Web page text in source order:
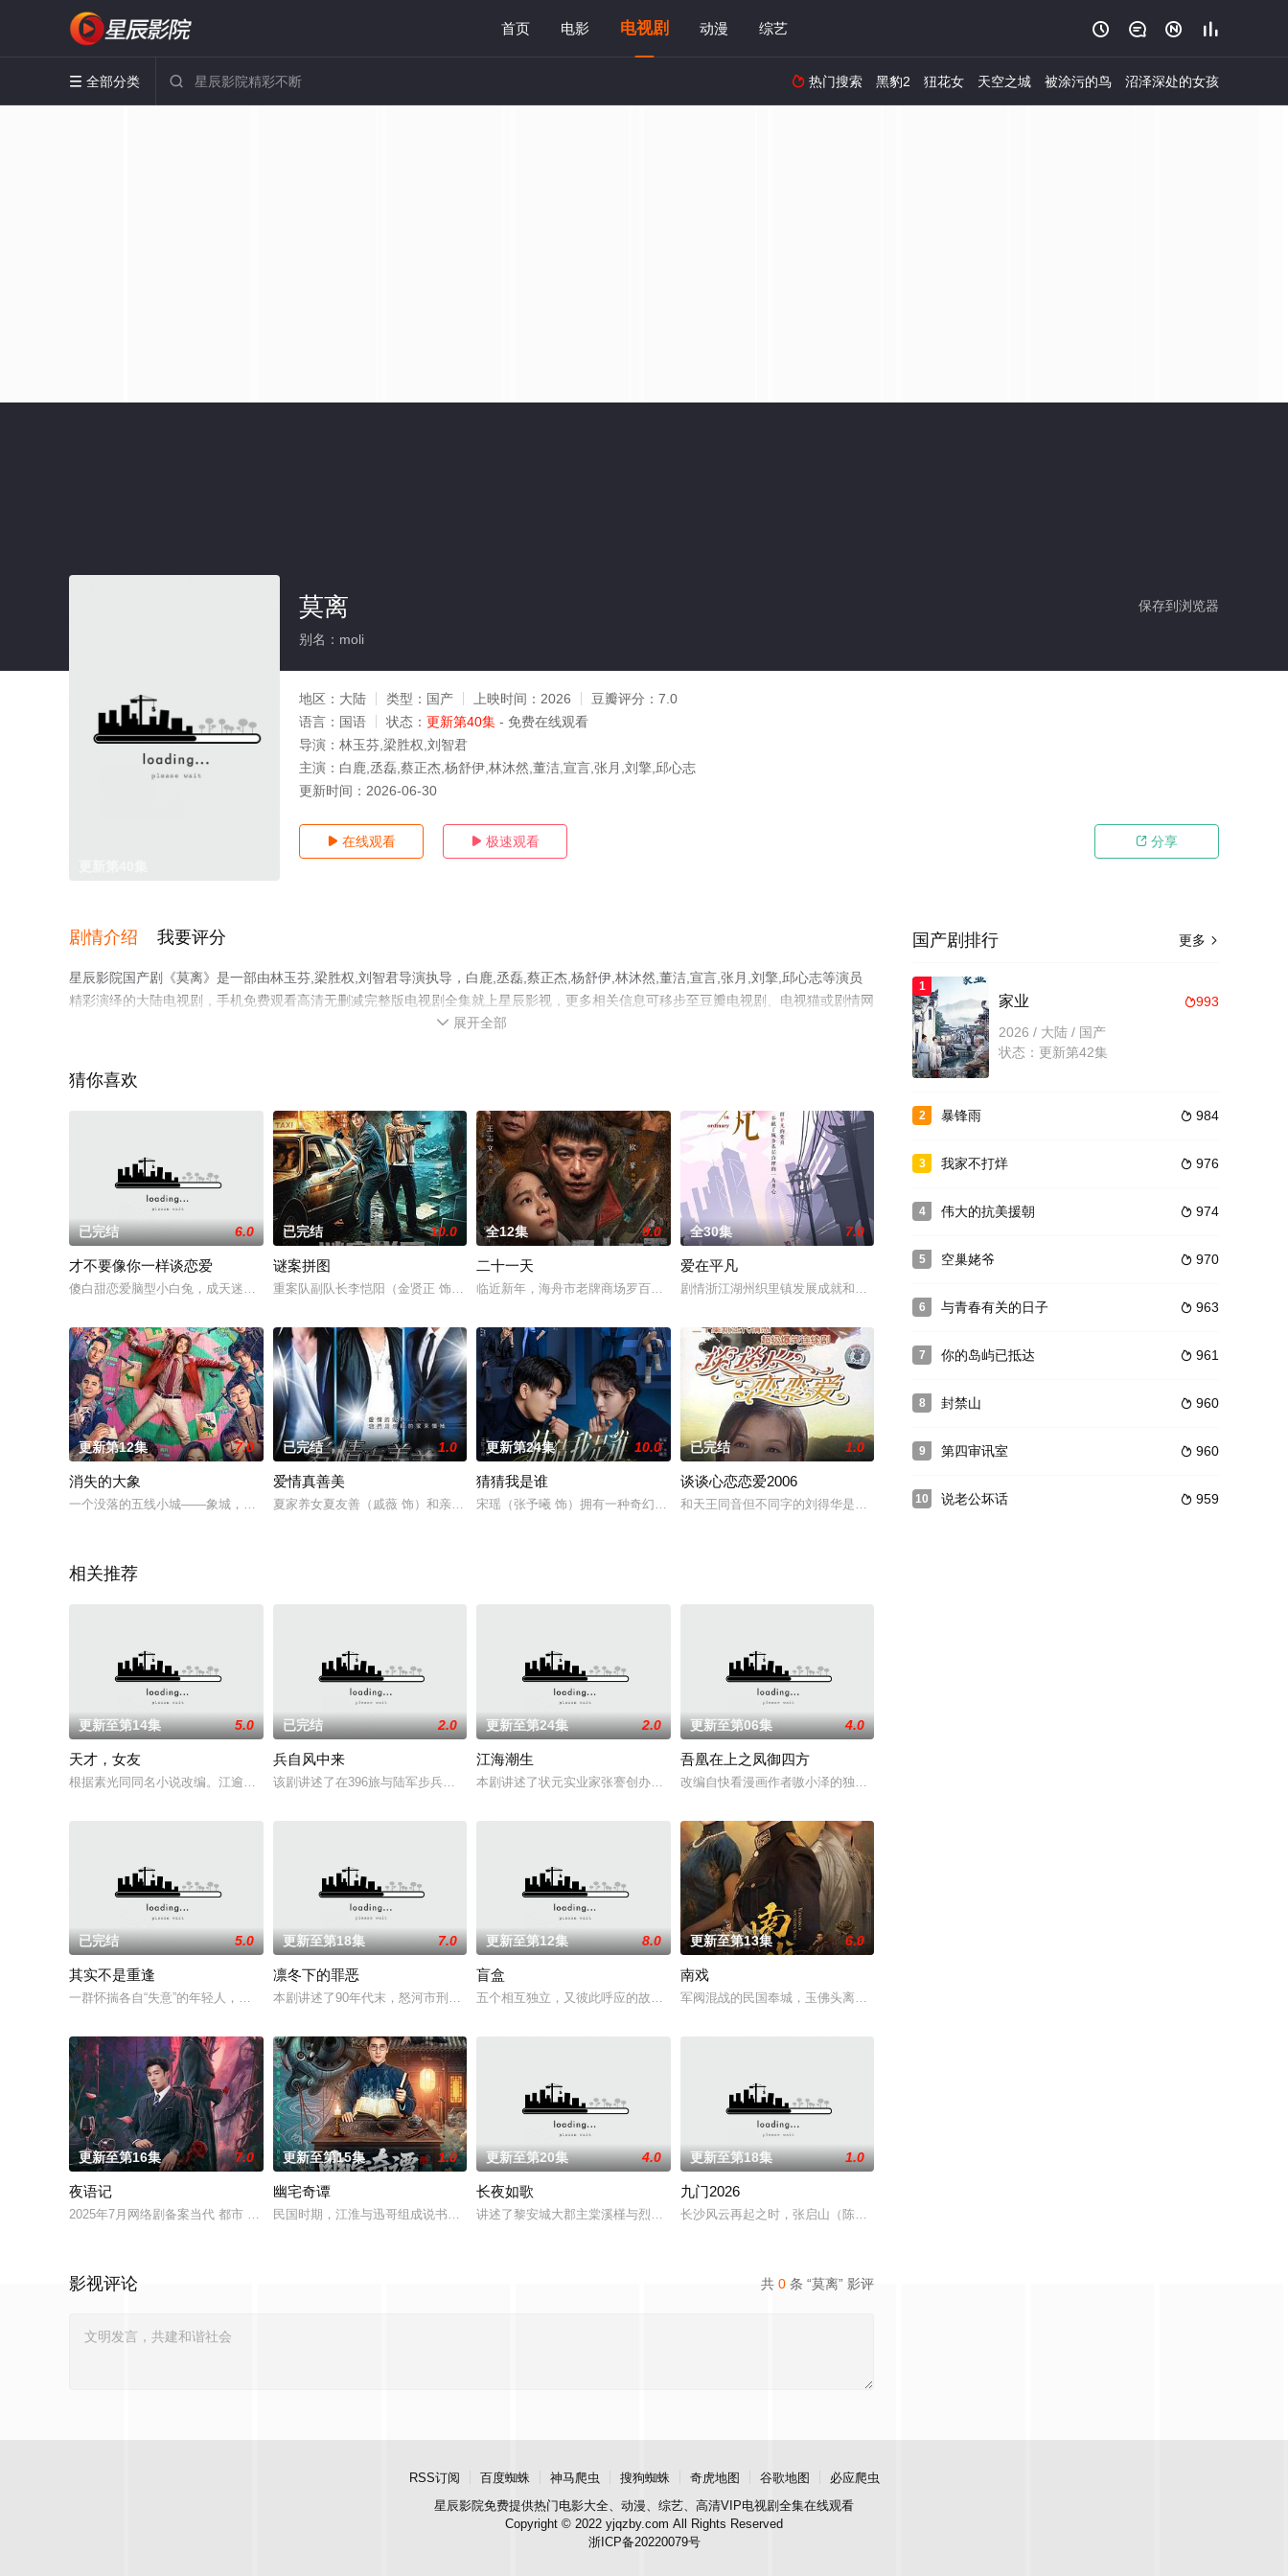
首页 电影 电视剧 动漫 综艺    
 全部分类   热门搜索 黑豹2 狃花女 天空之城 被涂污的鸟 沼泽深处的女孩
保存到浏览器
莫离
别名：moli
地区： 大陆 类型： 国产 上映时间： 2026 豆瓣评分： 7.0
语言： 国语 状态： 更新第40集 - 免费在线观看
导演： 林玉芬,梁胜权,刘智君
主演： 白鹿,丞磊,蔡正杰,杨舒伊,林沐然,董洁,宣言,张月,刘擎,邱心志
更新时间： 2026-06-30
 在线观看  极速观看  分享
剧情介绍 我要评分
星辰影院国产剧《莫离》是一部由林玉芬,梁胜权,刘智君导演执导，白鹿,丞磊,蔡正杰,杨舒伊,林沐然,董洁,宣言,张月,刘擎,邱心志等演员
精彩演绎的大陆电视剧，手机免费观看高清无删减完整版电视剧全集就上星辰影视，更多相关信息可移步至豆瓣电视剧、电视猫或剧情网
 展开全部
猜你喜欢
已完结 6.0
才不要像你一样谈恋爱
傻白甜恋爱脑型小白兔，成天迷迷糊糊丢三落四。她有着极强的共情能力，毕业都好几年了，竟然还对爱情充满粉色泡
已完结 10.0
谜案拼图
重案队副队长李恺阳（金贤正 饰）联手冤家徒弟江瀚（袁梓铭 饰），侦破连环性虐案和离奇裸尸案。未料，坠楼案
全12集 9.0
二十一天
临近新年，海舟市老牌商场罗百百货突然发生沉降事故，致使13人被困地下。这场时间与生命的赛跑，带来的是人性
全30集 7.0
爱在平凡
剧情浙江湖州织里镇发展成就和治理经验为故事蓝本，讲述了童装小镇从一个环境差、秩序乱的“大工厂”转变
更新第12集 7.0
消失的大象
一个没落的五线小城——象城，即将迎来一场国际马拉松。围绕着这场马拉松，各色人等粉墨登场：搞红白喜事的小镇
已完结 1.0
爱情真善美
夏家养女夏友善（戚薇 饰）和亲生女儿杨真真（张檬 饰）因名为钟皓天（陈楚河 饰）的男子而产生了矛盾，占有
更新第24集 10.0
猜猜我是谁
宋瑶（张予曦 饰）拥有一种奇幻体质，只要一部分特定人群与她对视一眼，便会无法自拔的爱上她。不过，再厉害的
已完结 1.0
谈谈心恋恋爱2006
和天王同音但不同字的刘得华是一个外地来到滨海市就读的专科生。和任何21岁的男孩子一样，他充满着青春
相关推荐
更新至第14集 5.0
天才，女友
根据素光同同名小说改编。江逾白长大以后，林知夏忽然对他说：“江逾白，我喜欢你，哲学和生物学意义上的喜欢。
已完结 2.0
兵自风中来
该剧讲述了在396旅与陆军步兵学院联合举办的小型军事演习中，郭子剑因不满演习流于形式，假传指令要求真打实
更新至第24集 2.0
江海潮生
本剧讲述了状元实业家张謇创办大生企业，实业报国的故事。甲午战争后，国家蒙羞，张謇虽高中状元，却渴望寻求强
更新至第06集 4.0
吾凰在上之凤御四方
改编自快看漫画作者嗷小泽的独家连载漫画《吾凰在上》。现代少女奚圆（姜贞羽 饰）因意外踏入玄机界，继
已完结 5.0
其实不是重逢
一群怀揣各自“失意”的年轻人，在沿海小城南安相遇相知，他们决心各展所长创办旅行社。他们以当地的特色人文与
更新至第18集 7.0
凛冬下的罪恶
本剧讲述了90年代末，怒河市刑侦支队在无普及监控、无DNA鉴定技术的支持下，通过摸排、勘查等传统刑侦手段
更新至第12集 8.0
盲盒
五个相互独立，又彼此呼应的故事——用一场精心策划的“夏令营”完成复仇的受害者；临终前与遗憾和解的“无用之
更新至第13集 6.0
南戏
军阀混战的民国奉城，玉佛头离奇失窃，戏班主横尸戏台，将冷血少帅许又安与昆曲名伶荣筱楠推向不死不休
更新至第16集 7.0
夜语记
2025年7月网络剧备案当代 都市 海南越酷文化传媒有限公司
更新至第15集 1.0
幽宅奇谭
民国时期，江淮与迅哥组成说书班子，偶遇“白天人住屋，晚上鬼占房”的阴阳宅，江淮被掳走配“阴婚”。他与女探
更新至第20集 4.0
长夜如歌
讲述了黎安城大郡主棠溪槿与烈云峥之间曲折动人的情感，以及他们在复杂局势中坚守初心、勇敢面对困难的爱情故事
更新至第18集 1.0
九门2026
长沙风云再起之时，张启山（陈伟霆 饰）与吴老狗（曾舜晞 饰）强强联手，携手霍仙姑（陈瑶 饰）与九门诸
共 0 条 “莫离” 影评
影视评论
更多 
国产剧排行
1
993
家业
2026 / 大陆 / 国产
状态：更新第42集
2  984
暴锋雨
3  976
我家不打烊
4  974
伟大的抗美援朝
5  970
空巢姥爷
6  963
与青春有关的日子
7  961
你的岛屿已抵达
8  960
封禁山
9  960
第四审讯室
10  959
说老公坏话
RSS订阅 百度蜘蛛 神马爬虫 搜狗蜘蛛 奇虎地图 谷歌地图
必应爬虫
星辰影院免费提供热门电影大全、动漫、综艺、高清VIP电视剧全集在线观看
Copyright © 2022 yjqzby.com All Rights Reserved
浙ICP备20220079号